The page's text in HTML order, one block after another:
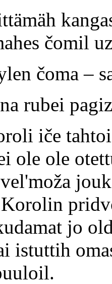
čomil
čoma –
rubei
iče
ole ole
jo
istuttih